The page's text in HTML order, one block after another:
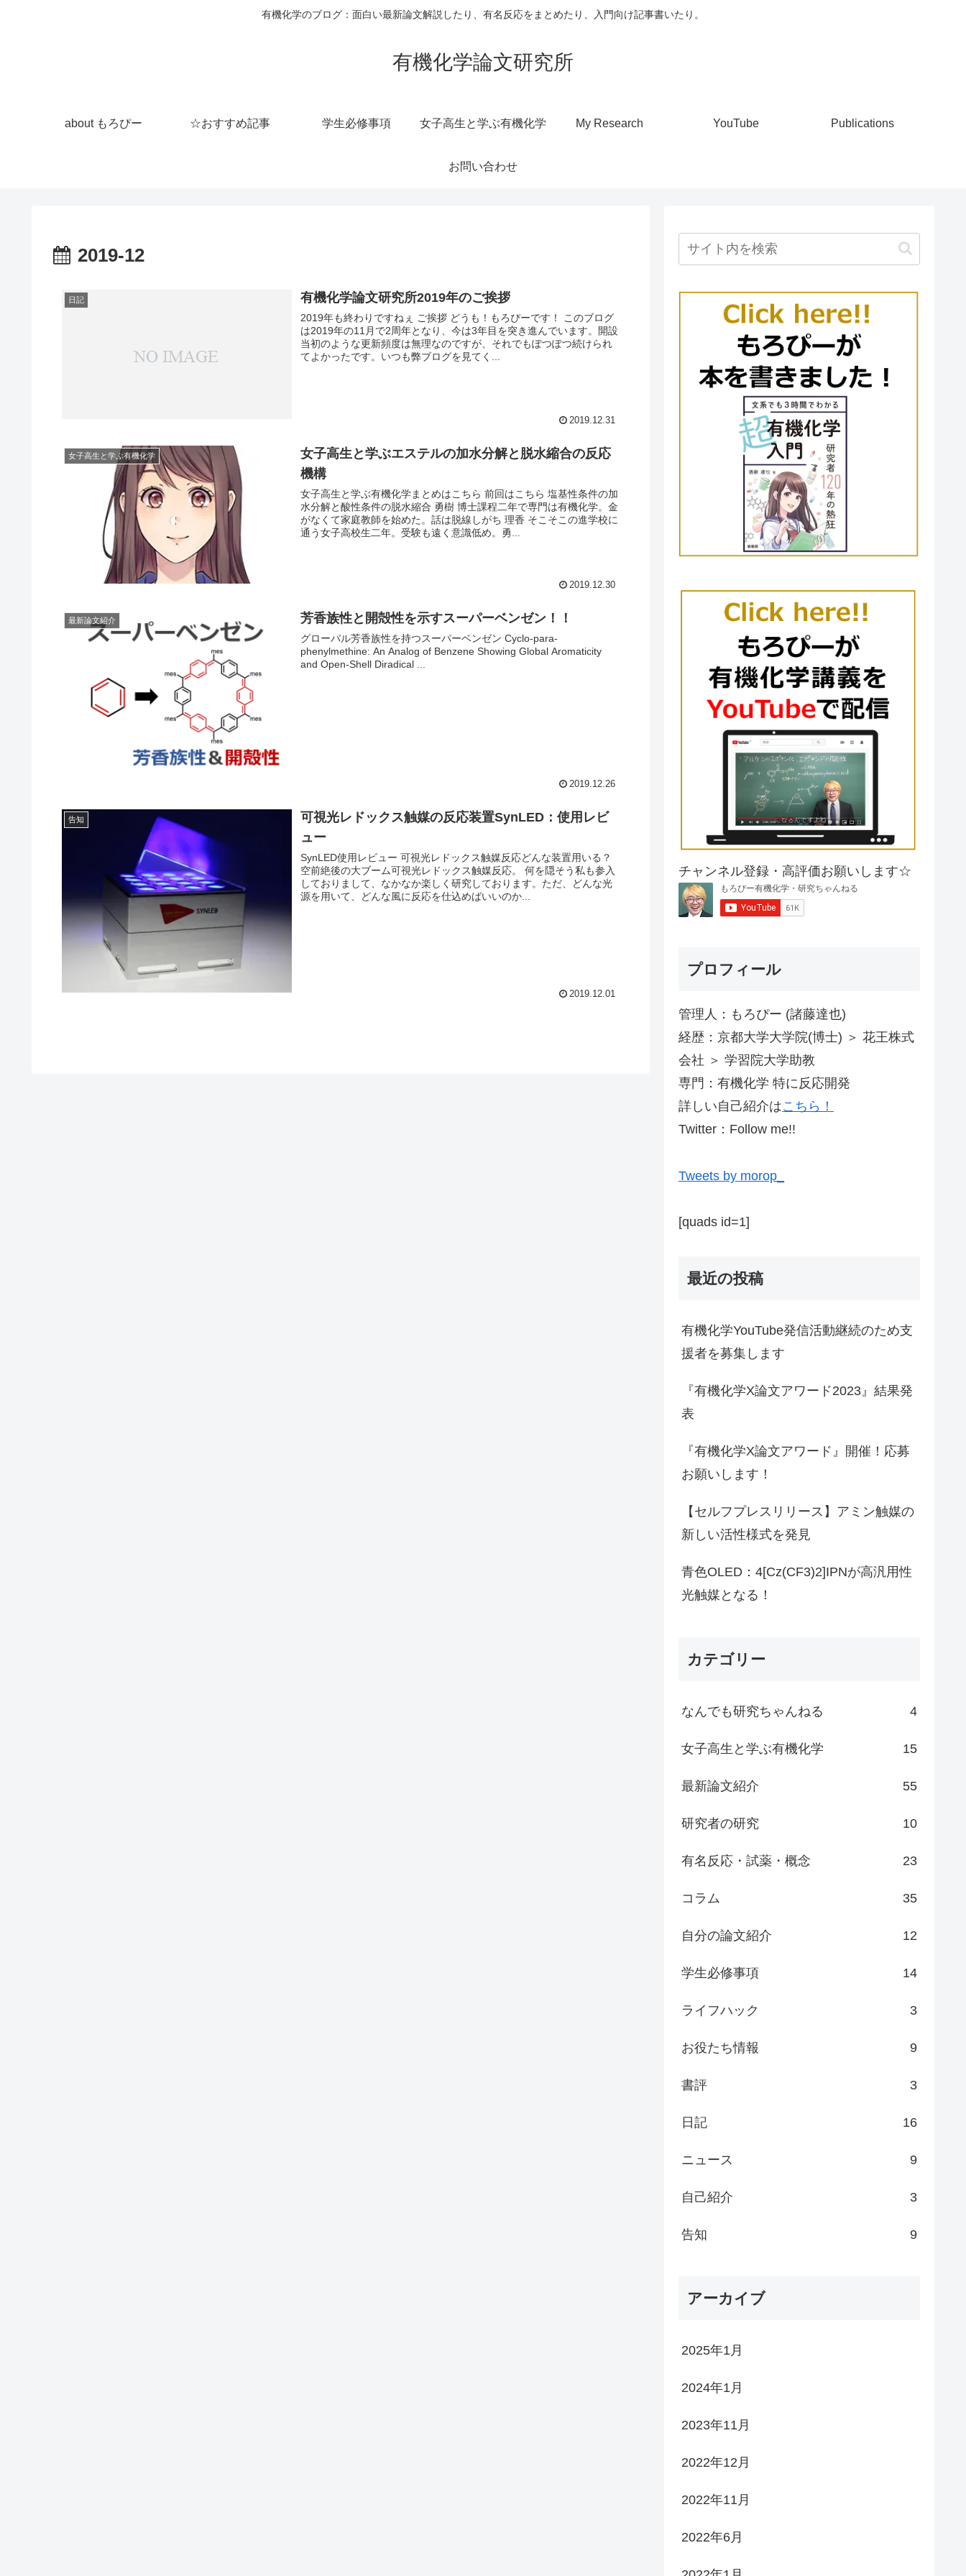
有機化学のブログ：面白い最新論文解説したり、有名反応をまとめたり、入門向け記事書いたり。
有機化学論文研究所
about もろぴー ☆おすすめ記事 学生必修事項 女子高生と学ぶ有機化学 My Research YouTube Publications
お問い合わせ
2019-12
日記 有機化学論文研究所2019年のご挨拶
2019年も終わりですねぇ ご挨拶 どうも！もろぴーです！ このブログ
は2019年の11月で2周年となり、今は3年目を突き進んでいます。開設
当初のような更新頻度は無理なのですが、それでもぽつぽつ続けられ
てよかったです。いつも弊ブログを見てく...
2019.12.31
女子高生と学ぶ有機化学
女子高生と学ぶエステルの加水分解と脱水縮合の反応
機構
女子高生と学ぶ有機化学まとめはこちら 前回はこちら 塩基性条件の加
水分解と酸性条件の脱水縮合 勇樹 博士課程二年で専門は有機化学。金
がなくて家庭教師を始めた。話は脱線しがち 理香 そこそこの進学校に
通う女子高校生二年。受験も遠く意識低め。勇...
2019.12.30
最新論文紹介 芳香族性と開殻性を示すスーパーベンゼン！！
グローバル芳香族性を持つスーパーベンゼン Cyclo-para-
phenylmethine: An Analog of Benzene Showing Global Aromaticity
and Open-Shell Diradical ...
2019.12.26
告知
可視光レドックス触媒の反応装置SynLED：使用レビ
ュー
SynLED使用レビュー 可視光レドックス触媒反応どんな装置用いる？
空前絶後の大ブーム可視光レドックス触媒反応。 何を隠そう私も参入
しておりまして、なかなか楽しく研究しております。ただ、どんな光
源を用いて、どんな風に反応を仕込めばいいのか...
2019.12.01
チャンネル登録・高評価お願いします☆
プロフィール
管理人：もろぴー (諸藤達也)
経歴：京都大学大学院(博士) ＞ 花王株式
会社 ＞ 学習院大学助教
専門：有機化学 特に反応開発
詳しい自己紹介はこちら！
Twitter：Follow me!!
Tweets by morop_
[quads id=1]
最近の投稿
有機化学YouTube発信活動継続のため支
援者を募集します
『有機化学X論文アワード2023』結果発
表
『有機化学X論文アワード』開催！応募
お願いします！
【セルフプレスリリース】アミン触媒の
新しい活性様式を発見
青色OLED：4[Cz(CF3)2]IPNが高汎用性
光触媒となる！
カテゴリー
なんでも研究ちゃんねる 4
女子高生と学ぶ有機化学 15
最新論文紹介 55
研究者の研究 10
有名反応・試薬・概念 23
コラム 35
自分の論文紹介 12
学生必修事項 14
ライフハック 3
お役たち情報 9
書評 3
日記 16
ニュース 9
自己紹介 3
告知 9
アーカイブ
2025年1月
2024年1月
2023年11月
2022年12月
2022年11月
2022年6月